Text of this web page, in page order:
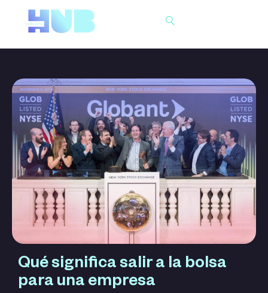
Qué significa salir a la bolsa
para una empresa